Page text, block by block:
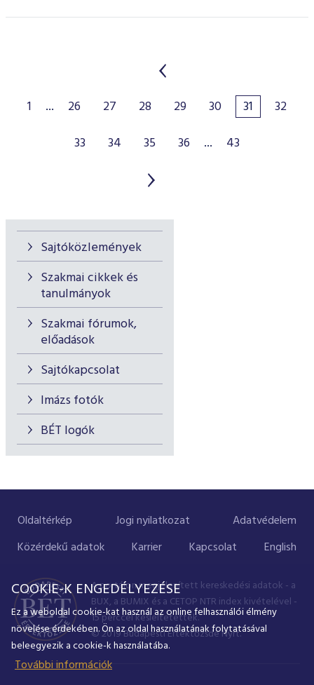
Sajtóközlemények
Szakmai cikkek és
tanulmányok
Szakmai fórumok,
előadások
Sajtókapcsolat
Imázs fotók
BÉT logók
1 ... 26 27 28 29 30 31
32
33
34 35 36 ... 43
Oldaltérkép Jogi nyilatkozat
Adatvédelem
Közérdekű adatok
Karrier Kapcsolat English
A portálon megjelenített kereskedési adatok - a
BUX, a BUMIX és a CETOP NTR index kivételével -
15 perccel késleltetettek.
© 2019 Budapesti Értéktőzsde Nyrt.
COOKIE-K ENGEDÉLYEZÉSE
Ez a weboldal cookie-kat használ az online felhasználói élmény
növelése érdekében. Ön az oldal használatának folytatásával
beleegyezik a cookie-k használatába.
További információk